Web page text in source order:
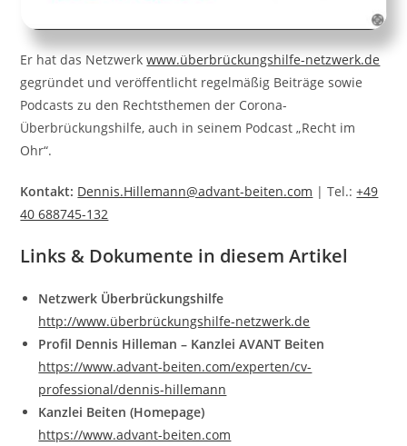
Er hat das Netzwerkwww.überbrückungshilfe-netzwerk.de
gegründet und veröffentlicht regelmäßig Beiträge sowie
Podcasts zu den Rechtsthemen der Corona-
Überbrückungshilfe, auch in seinem Podcast „Recht im
Ohr“.
Kontakt: Dennis.Hillemann@advant-beiten.com | Tel.:+49
40 688745-132
Links & Dokumente in diesem Artikel
Netzwerk Überbrückungshilfe
http://www.überbrückungshilfe-netzwerk.de
Profil Dennis Hilleman – Kanzlei AVANT Beiten
https://www.advant-beiten.com/experten/cv-
professional/dennis-hillemann
Kanzlei Beiten (Homepage)
https://www.advant-beiten.com